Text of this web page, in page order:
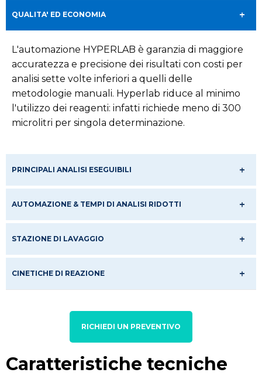
QUALITA' ED ECONOMIA
L'automazione HYPERLAB è garanzia di maggiore
accuratezza e precisione dei risultati con costi per
analisi sette volte inferiori a quelli delle
metodologie manuali. Hyperlab riduce al minimo
l'utilizzo dei reagenti: infatti richiede meno di 300
microlitri per singola determinazione.
PRINCIPALI ANALISI ESEGUIBILI
AUTOMAZIONE & TEMPI DI ANALISI RIDOTTI
STAZIONE DI LAVAGGIO
CINETICHE DI REAZIONE
RICHIEDI UN PREVENTIVO
Caratteristiche tecniche